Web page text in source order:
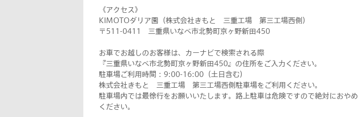
《アクセス》
KIMOTOダリア園（株式会社きもと 三重工場 第三工場西側）
〒511-0411 三重県いなべ市北勢町京ヶ野新田450
お車でお越しのお客様は、カーナビで検索される際
『三重県いなべ市北勢町京ヶ野新田450』の住所をご入力ください。
駐車場ご利用時間：9:00-16:00（土日含む）
株式会社きもと 三重工場 第三工場西側駐車場をご利用ください。
駐車場内では最徐行をお願いいたします。路上駐車は危険ですので絶対におやめ
ください。